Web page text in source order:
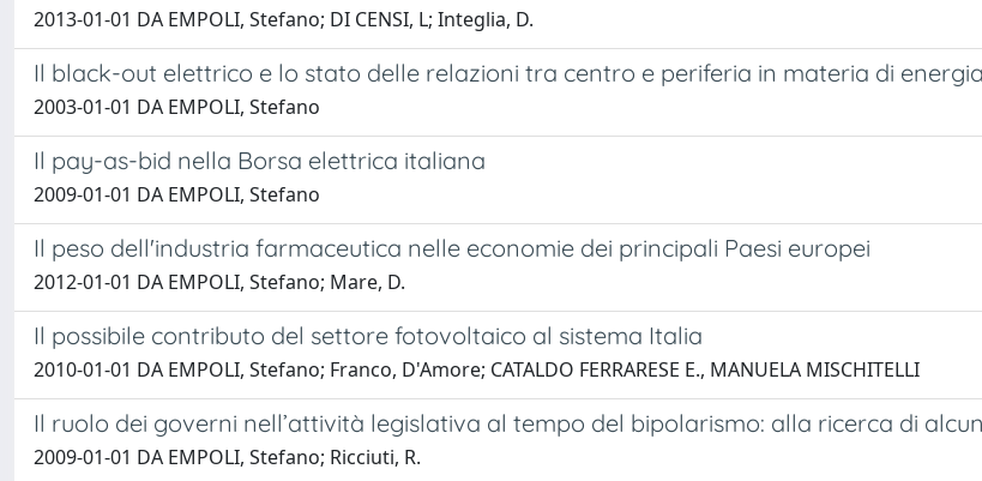
2013-01-01 DA EMPOLI, Stefano; DI CENSI, L; Integlia, D.
Il black-out elettrico e lo stato delle relazioni tra centro e periferia in materia di energia
2003-01-01 DA EMPOLI, Stefano
Il pay-as-bid nella Borsa elettrica italiana
2009-01-01 DA EMPOLI, Stefano
Il peso dell'industria farmaceutica nelle economie dei principali Paesi europei
2012-01-01 DA EMPOLI, Stefano; Mare, D.
Il possibile contributo del settore fotovoltaico al sistema Italia
2010-01-01 DA EMPOLI, Stefano; Franco, D'Amore; CATALDO FERRARESE E., MANUELA MISCHITELLI
Il ruolo dei governi nell’attività legislativa al tempo del bipolarismo: alla ricerca di
2009-01-01 DA EMPOLI, Stefano; Ricciuti, R.